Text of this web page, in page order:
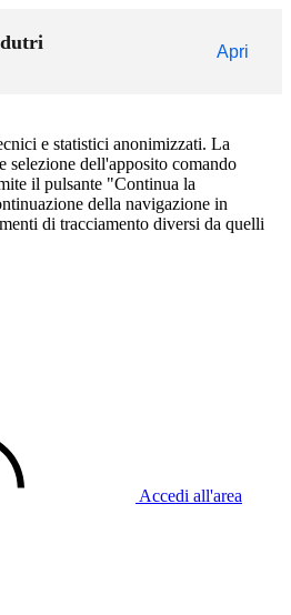
Apri
e statistici anonimizzati. La
selezione dell'apposito comando
il pulsante "Continua la
della navigazione in
di tracciamento diversi da quelli
Accedi all'area